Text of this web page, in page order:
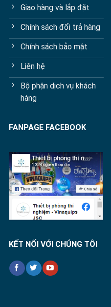
Giao hàng và lắp đặt
Chính sách đổi trả hàng
Chính sách bảo mật
Liên hệ
Bộ phận dịch vụ khách
hàng
FANPAGE FACEBOOK
KẾT NỐI VỚI CHÚNG TÔI